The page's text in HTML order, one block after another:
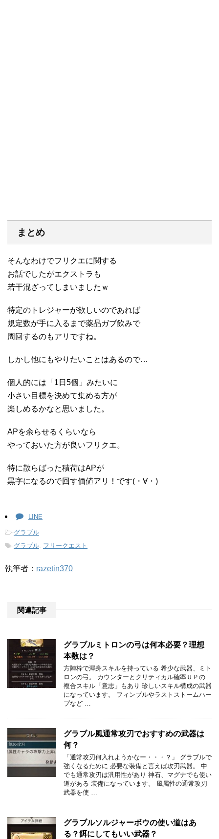
まとめ
そんなわけでフリクエに関する
お話でしたがエクストラも
若干混ざってしまいましたｗ
特定のトレジャーが欲しいのであれば
規定数が手に入るまで薬品ガブ飲みで
周回するのもアリですね。
しかし他にもやりたいことはあるので…
個人的には「1日5個」みたいに
小さい目標を決めて集める方が
楽しめるかなと思いました。
APを余らせるくらいなら
やっておいた方が良いフリクエ。
特に散らばった積荷はAPが
黒字になるので回す価値アリ！です(・∀・)
LINE
-グラブル
-グラブル, フリークエスト
執筆者： razetin370
関連記事
グラブルミトロンの弓は何本必要？理想
本数は？
方陣枠で渾身スキルを持っている 希少な武器、ミト
ロンの弓。 カウンターとクリティカル確率ＵＰの
複合スキル「意志」もあり 珍しいスキル構成の武器
になっています。 フィンブルやラストストームハー
プなど …
グラブル風通常攻刃でおすすめの武器は
何？
「通常攻刃何入れようかなー・・・？」 グラブルで
強くなるために 必要な装備と言えば攻刃武器。 中
でも通常攻刃は汎用性があり 神石、マグナでも使い
道がある 装備になっています。 風属性の通常攻刃
武器を使 …
グラブルソルジャーボウの使い道はあ
る？餌にしてもいい武器？